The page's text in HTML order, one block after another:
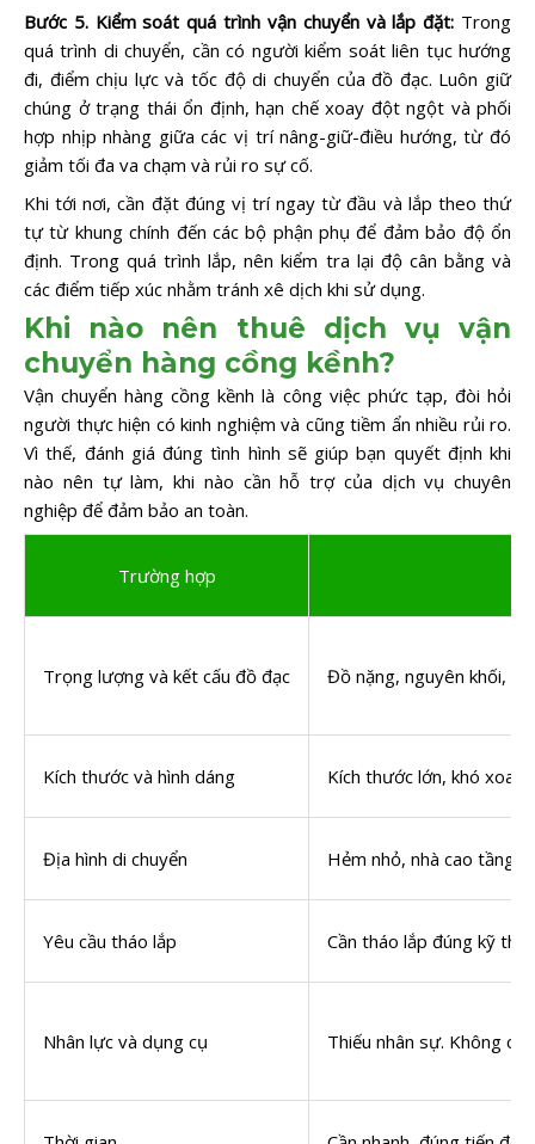
Bước 5. Kiểm soát quá trình vận chuyển và lắp đặt: Trong
quá trình di chuyển, cần có người kiểm soát liên tục hướng
đi, điểm chịu lực và tốc độ di chuyển của đồ đạc. Luôn giữ
chúng ở trạng thái ổn định, hạn chế xoay đột ngột và phối
hợp nhịp nhàng giữa các vị trí nâng-giữ-điều hướng, từ đó
giảm tối đa va chạm và rủi ro sự cố.
Khi tới nơi, cần đặt đúng vị trí ngay từ đầu và lắp theo thứ
tự từ khung chính đến các bộ phận phụ để đảm bảo độ ổn
định. Trong quá trình lắp, nên kiểm tra lại độ cân bằng và
các điểm tiếp xúc nhằm tránh xê dịch khi sử dụng.
Khi nào nên thuê dịch vụ vận
chuyển hàng cồng kềnh?
Vận chuyển hàng cồng kềnh là công việc phức tạp, đòi hỏi
người thực hiện có kinh nghiệm và cũng tiềm ẩn nhiều rủi ro.
Vì thế, đánh giá đúng tình hình sẽ giúp bạn quyết định khi
nào nên tự làm, khi nào cần hỗ trợ của dịch vụ chuyên
nghiệp để đảm bảo an toàn.
Trường hợp
Trọng lượng và kết cấu đồ đạc Đồ nặng, nguyên khối,
Kích thước và hình dáng Kích thước lớn, khó
Địa hình di chuyển Hẻm nhỏ, nhà cao tầng,
Yêu cầu tháo lắp Cần tháo lắp đúng kỹ
Nhân lực và dụng cụ Thiếu nhân sự. Không